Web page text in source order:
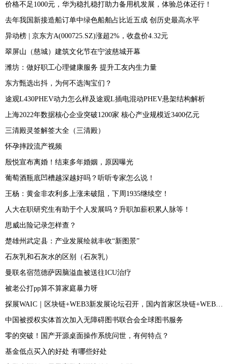
价格不足1000元，华为稳扎稳打助力备用机发展，体验总体还行！
去年我国新接造船订单中绿色船舶占比近五成 创历史最高水平
异动榜 | 京东方A(000725.SZ)涨超2%，收盘价4.32元
翠屏山（慈城）建筑文化节在宁波慈城开幕
潍坊：做好职工心理健康服务 提升工友内生力量
东方甄选出抖，为何不选淘宝们？
途观L430PHEV动力怎么样及途观L插电混动PHEV悬架结构解析
上海2022年数据核心企业突破1200家 核心产业规模近3400亿元
三清殿灵签解签大全（三清殿）
怀孕摔跤流产视频
殷悦宣布离婚！结束多年婚姻，原因曝光
葡萄酒瓶底凹槽越深越好吗？听听专家怎么说！
王杨：黄金非农利多上涨未破阻，下周1935继续空！
人大在职研究生有助于个人发展吗？升职加薪积累人脉等！
思威出险记录怎样查？
楚雄州武定县：产业发展绘就丰收“新图景”
石灰乳和石灰水的区别（石灰乳）
曼联名宿范德萨因脑溢血被送往ICU治疗
被老公打pp算不算家庭暴力呀
探展WAIC｜区块链+WEB3新发展论坛召开，国内首家区块链+WEB3创投联盟成立
中国被授权实体首次加入无障碍图书联合会全球图书服务
零的突破！国产开源桌面操作系统问世，有何特点？
基金低点买入的好处 有哪些好处